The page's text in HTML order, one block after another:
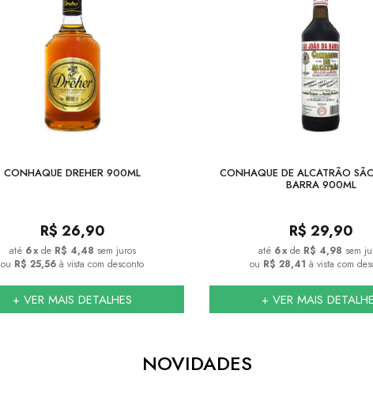
CONHAQUE DREHER 900ML
R$ 26,90
6x de R$ 4,48 sem juros
ou R$ 25,56 à vista com desconto
+ VER MAIS DETALHES
CONHAQUE DE ALCATRÃO
BARRA 900ML
R$ 29,90
6x de R$ 4,98 sem
ou R$ 28,41 à vista com
+ VER MAIS
NOVIDADES